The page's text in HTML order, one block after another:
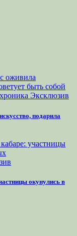
Эксклюзив
подарила
окунулись в